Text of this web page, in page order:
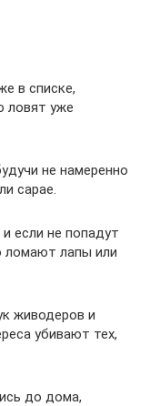
в списке,
ловят уже
не намеренно
сарае.
если не попадут
ломают лапы или
живодеров и
убивают тех,
до дома,